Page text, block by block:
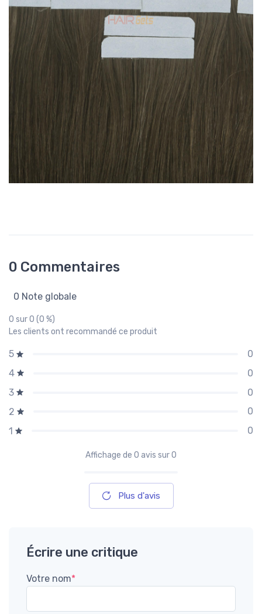
0 Commentaires
0 Note globale
0 sur 0 (0 %)
Les clients ont recommandé ce produit
5
0
4
0
3
0
2
0
1
0
Affichage de 0 avis sur 0
Plus d'avis
Écrire une critique
Votre nom*